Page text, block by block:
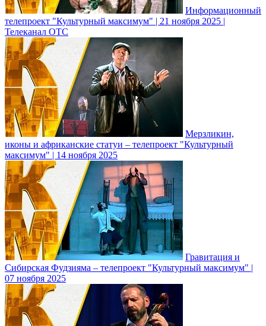
Информационный
телепроект "Культурный максимум" | 21 ноября 2025 |
Телеканал ОТС
Мерзликин,
иконы и африканские статуи – телепроект "Культурный
максимум" | 14 ноября 2025
Гравитация и
Сибирская Фудзияма – телепроект "Культурный максимум" |
07 ноября 2025